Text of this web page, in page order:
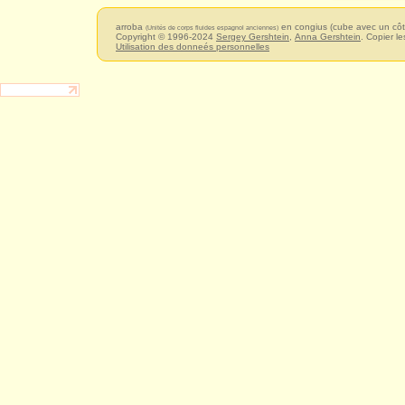
arroba (Unités de corps fluides espagnol anciennes) en congius (cube avec un
Copyright © 1996-2024 Sergey Gershtein Anna Gershtein . Copier
Utilisation des donneés personnelles